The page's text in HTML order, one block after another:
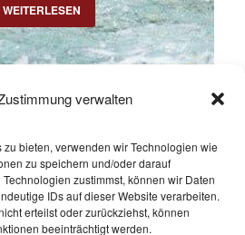
verwalten
bieten, verwenden wir Technologien wie
zu speichern und/oder darauf
zustimmst, können wir Daten
IDs auf dieser Website verarbeiten.
erteilst oder zurückziehst, können
beeinträchtigt werden.
WEITERLESEN
Angebote